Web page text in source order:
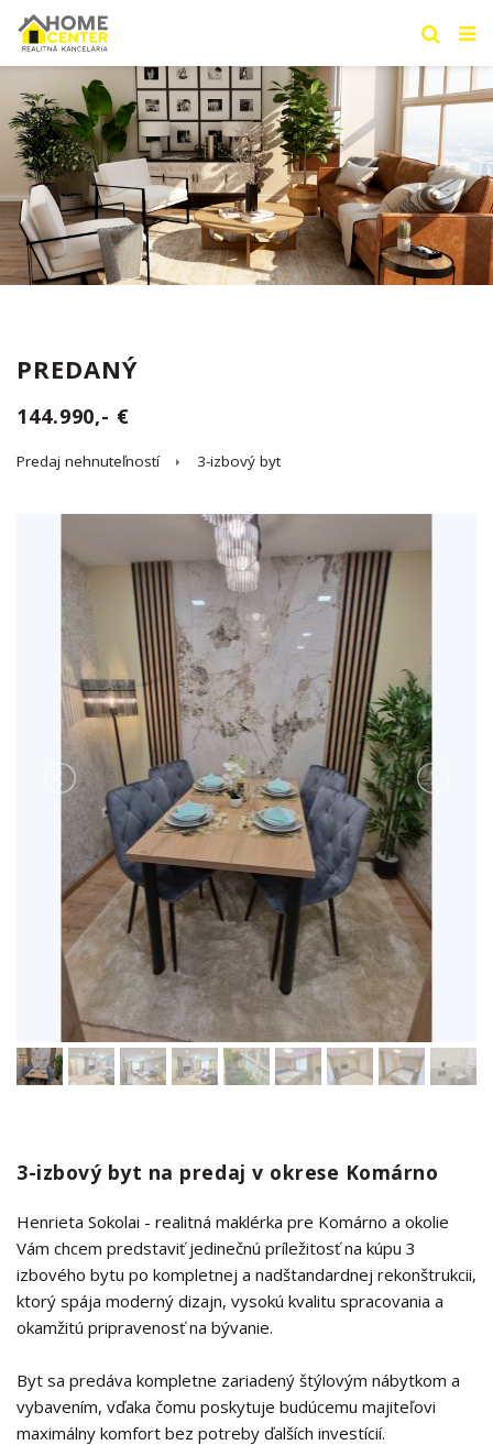
PREDANÝ
144.990,- €
Predaj nehnuteľností 3-izbový byt
3-izbový byt na predaj v okrese Komárno
Henrieta Sokolai - realitná maklérka pre Komárno a okolie
Vám chcem predstaviť jedinečnú príležitosť na kúpu 3
izbového bytu po kompletnej a nadštandardnej rekonštrukcii,
ktorý spája moderný dizajn, vysokú kvalitu spracovania a
okamžitú pripravenosť na bývanie.
Byt sa predáva kompletne zariadený štýlovým nábytkom a
vybavením, vďaka čomu poskytuje budúcemu majiteľovi
maximálny komfort bez potreby ďalších investícií.